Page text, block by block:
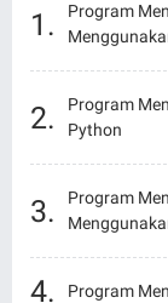
Program
Program
Python
Program
Program